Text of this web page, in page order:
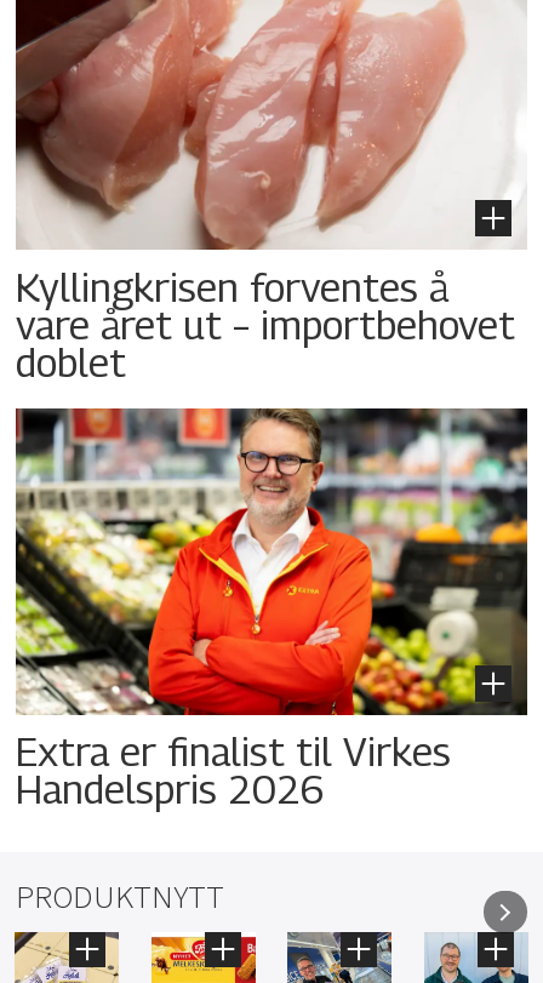
Kyllingkrisen forventes å
vare året ut – importbehovet
doblet
Extra er finalist til Virkes
Handelspris 2026
PRODUKTNYTT